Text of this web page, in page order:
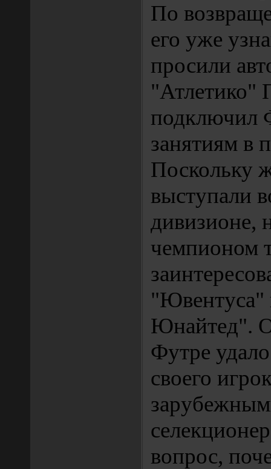
По
его уже
просили
"Атлетико"
подключил
занятиям в
Поскольку
выступали
дивизионе,
чемпионом
"Ювентуса"
Юнайтед".
Футре
своего
вопрос,